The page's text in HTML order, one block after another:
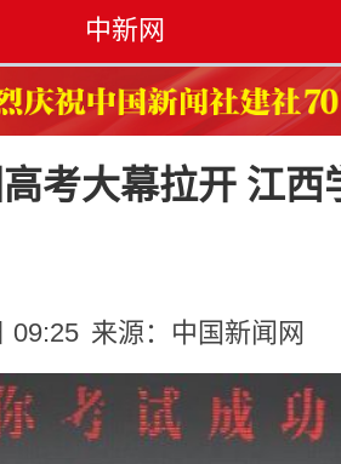
中新网
考大幕拉开 江西
09:25 来源： 中国新闻网